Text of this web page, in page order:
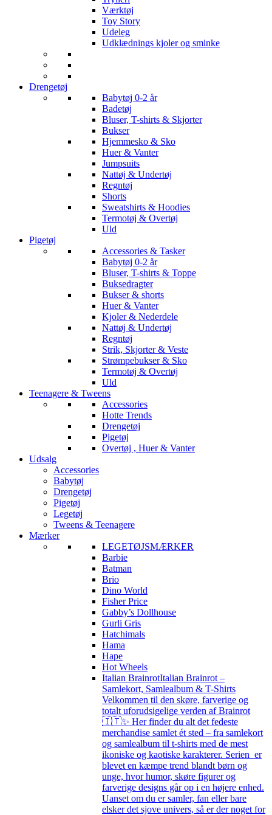
Værktøj
Toy Story
Udeleg
Udklædnings kjoler og sminke
Drengetøj
Babytøj 0-2 år
Badetøj
Bluser, T-shirts & Skjorter
Bukser
Hjemmesko & Sko
Huer & Vanter
Jumpsuits
Nattøj & Undertøj
Regntøj
Shorts
Sweatshirts & Hoodies
Termotøj & Overtøj
Uld
Pigetøj
Accessories & Tasker
Babytøj 0-2 år
Bluser, T-shirts & Toppe
Buksedragter
Bukser & shorts
Huer & Vanter
Kjoler & Nederdele
Nattøj & Undertøj
Regntøj
Strik, Skjorter & Veste
Strømpebukser & Sko
Termotøj & Overtøj
Uld
Teenagere & Tweens
Accessories
Hotte Trends
Drengetøj
Pigetøj
Overtøj , Huer & Vanter
Udsalg
Accessories
Babytøj
Drengetøj
Pigetøj
Legetøj
Tweens & Teenagere
Mærker
LEGETØJSMÆRKER
Barbie
Batman
Brio
Dino World
Fisher Price
Gabby’s Dollhouse
Gurli Gris
Hatchimals
Hama
Hape
Hot Wheels
Italian BrainrotItalian Brainrot –
Samlekort, Samlealbum & T-Shirts
Velkommen til den skøre, farverige og
totalt uforudsigelige verden af Brainrot
🇮🇹✨ Her finder du alt det fedeste
merchandise samlet ét sted – fra samlekort
og samlealbum til t-shirts med de mest
ikoniske og kaotiske karakterer. Serien er
blevet en kæmpe trend blandt børn og
unge, hvor humor, skøre figurer og
farverige designs går op i en højere enhed.
Uanset om du er samler, fan eller bare
elsker det sjove univers, så er der noget for